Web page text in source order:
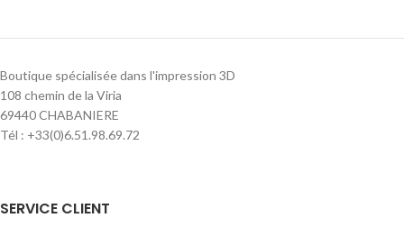
Boutique spécialisée dans l'impression 3D
108 chemin de la Viria
69440 CHABANIERE
Tél : +33(0)6.51.98.69.72
SERVICE CLIENT